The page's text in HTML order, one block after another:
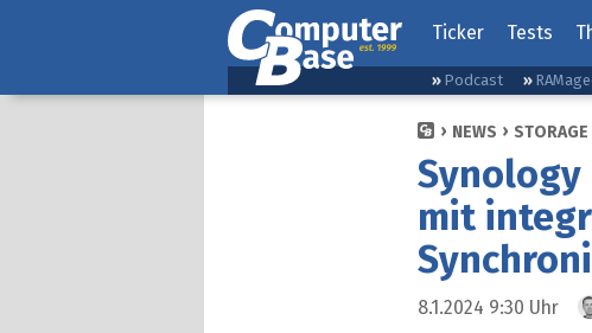
Ticker Tests
Podcast
NEWS STORAGE
mit
8.1.2024 9:30 Uhr